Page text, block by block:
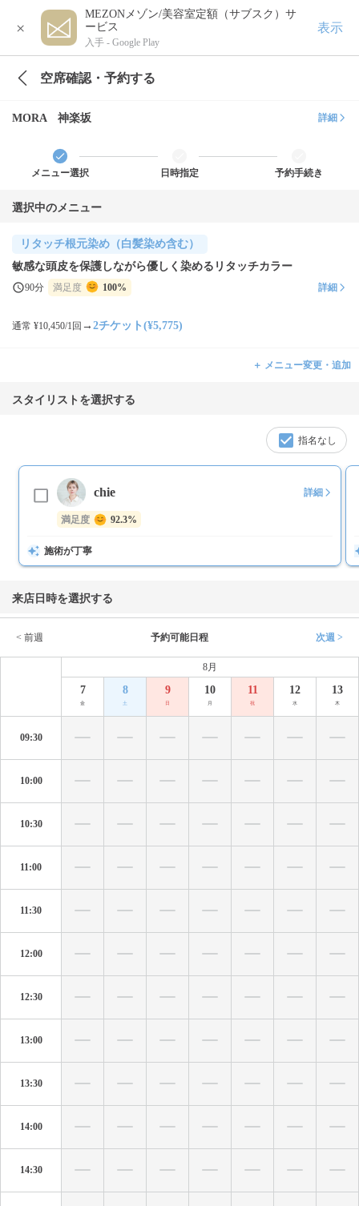
×
MEZONメゾン/美容室定額（サブスク）サ
ービス
入手 - Google Play
表示
空席確認・予約する
MORA 神楽坂 詳細
メニュー選択 日時指定 予約手続き
選択中のメニュー
リタッチ根元染め（白髪染め含む）
敏感な頭皮を保護しながら優しく染めるリタッチカラー
90分 満足度 100% 詳細
通常 ¥10,450/1回 → 2チケット(¥5,775)
＋ メニュー変更・追加
スタイリストを選択する
指名なし
chie 詳細
満足度 92.3%
施術が丁寧
来店日時を選択する
< 前週 予約可能日程 次週 >
8月
7
金
8
土
9
日
10
月
11
祝
12
水
13
木
09:30
10:00
10:30
11:00
11:30
12:00
12:30
13:00
13:30
14:00
14:30